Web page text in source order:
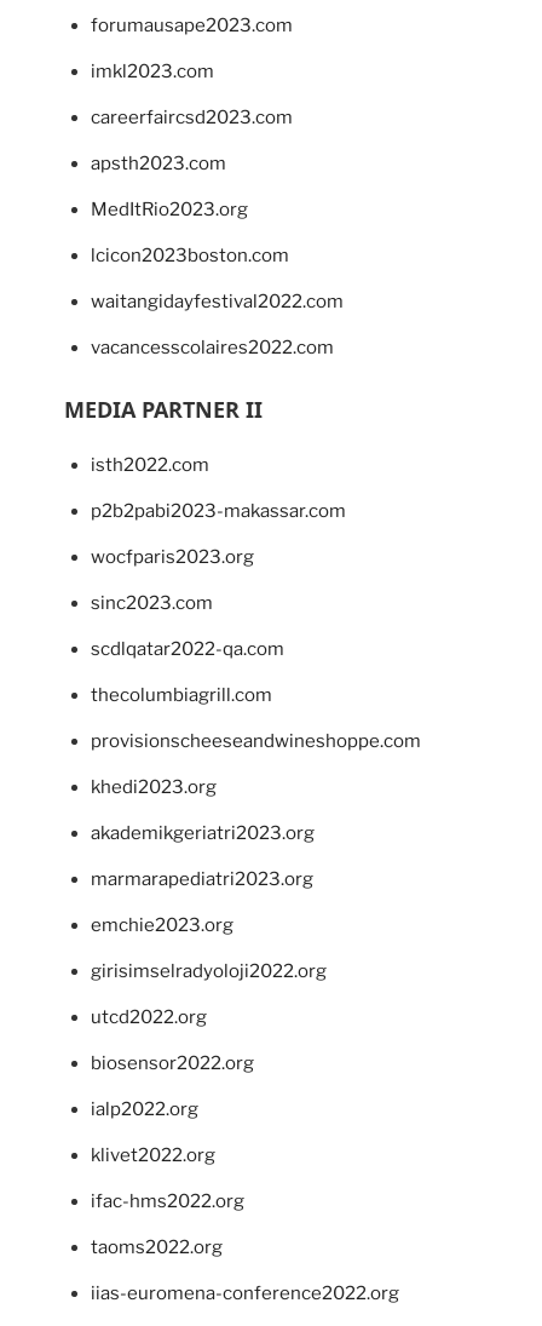
forumausape2023.com
imkl2023.com
careerfaircsd2023.com
apsth2023.com
MedItRio2023.org
lcicon2023boston.com
waitangidayfestival2022.com
vacancesscolaires2022.com
MEDIA PARTNER II
isth2022.com
p2b2pabi2023-makassar.com
wocfparis2023.org
sinc2023.com
scdlqatar2022-qa.com
thecolumbiagrill.com
provisionscheeseandwineshoppe.com
khedi2023.org
akademikgeriatri2023.org
marmarapediatri2023.org
emchie2023.org
girisimselradyoloji2022.org
utcd2022.org
biosensor2022.org
ialp2022.org
klivet2022.org
ifac-hms2022.org
taoms2022.org
iias-euromena-conference2022.org